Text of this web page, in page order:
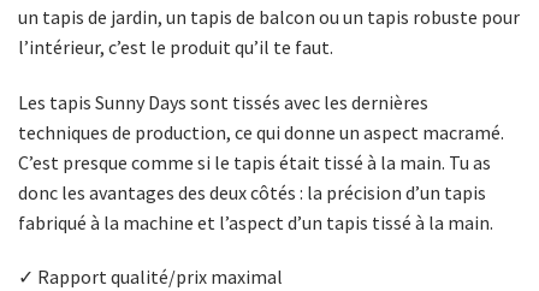
un tapis de jardin, un tapis de balcon ou un tapis robuste pour
l’intérieur, c’est le produit qu’il te faut.
Les tapis Sunny Days sont tissés avec les dernières
techniques de production, ce qui donne un aspect macramé.
C’est presque comme si le tapis était tissé à la main. Tu as
donc les avantages des deux côtés : la précision d’un tapis
fabriqué à la machine et l’aspect d’un tapis tissé à la main.
✓ Rapport qualité/prix maximal